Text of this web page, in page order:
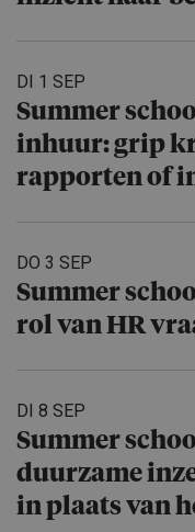
DI 1 SEP
Summer
inhuur: grip
rapporten of
DO 3 SEP
Summer
rol van HR
DI 8 SEP
Summer
duurzame
in plaats van